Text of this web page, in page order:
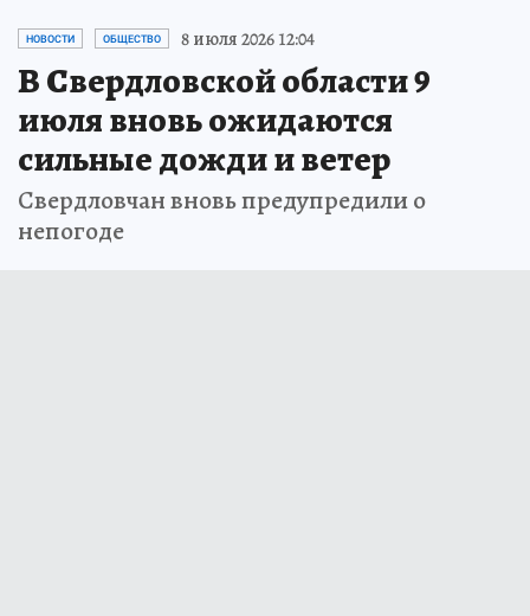
НОВОСТИ ОБЩЕСТВО 8 июля 2026 12:04
В Свердловской области 9
июля вновь ожидаются
сильные дожди и ветер
Свердловчан вновь предупредили о
непогоде